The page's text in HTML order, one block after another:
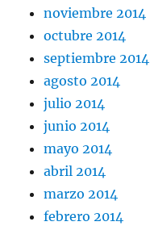
noviembre 2014
octubre 2014
septiembre 2014
agosto 2014
julio 2014
junio 2014
mayo 2014
abril 2014
marzo 2014
febrero 2014